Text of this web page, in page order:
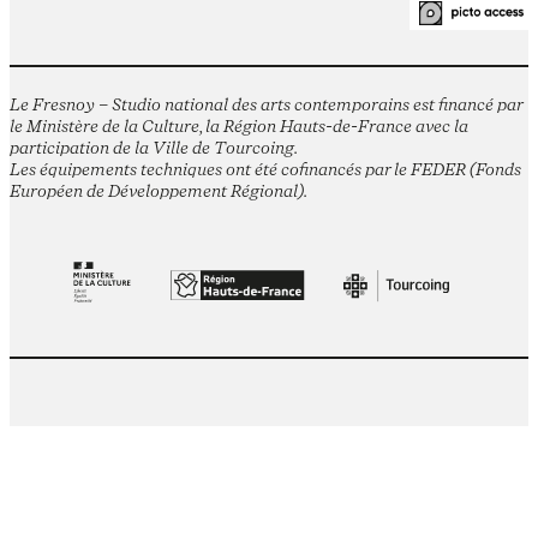
Le Fresnoy – Studio national des arts contemporains est financé par
le Ministère de la Culture, la Région Hauts-de-France avec la
participation de la Ville de Tourcoing.
Les équipements techniques ont été cofinancés par le FEDER (Fonds
Européen de Développement Régional).